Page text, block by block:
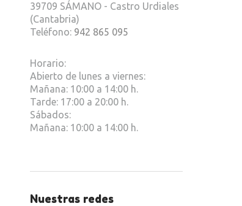
Next item
3 productos para bebés...
39709 SÁMANO - Castro Urdiales
(Cantabria)
Teléfono: 942 865 095
Horario:
Abierto de lunes a viernes:
Mañana: 10:00 a 14:00 h.
Tarde: 17:00 a 20:00 h.
Sábados:
Mañana: 10:00 a 14:00 h.
Nuestras redes